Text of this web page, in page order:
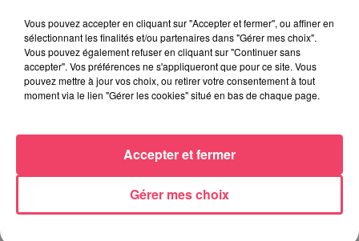
Vous pouvez accepter en cliquant sur "Accepter et fermer", ou affiner en
sélectionnant les finalités et/ou partenaires dans "Gérer mes choix".
Vous pouvez également refuser en cliquant sur "Continuer sans
accepter". Vos préférences ne s'appliqueront que pour ce site. Vous
pouvez mettre à jour vos choix, ou retirer votre consentement à tout
moment via le lien "Gérer les cookies" situé en bas de chaque page.
Gérer mes choix
Accepter et fermer